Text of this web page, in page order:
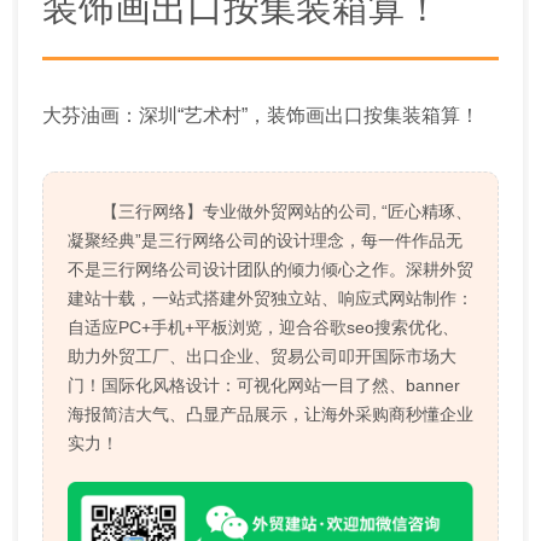
装饰画出口按集装箱算！
大芬油画：深圳“艺术村”，装饰画出口按集装箱算！
【三行网络】专业做外贸网站的公司, “匠心精琢、
凝聚经典”是三行网络公司的设计理念，每一件作品无
不是三行网络公司设计团队的倾力倾心之作。深耕外贸
建站十载，一站式搭建外贸独立站、响应式网站制作：
自适应PC+手机+平板浏览，迎合谷歌seo搜索优化、
助力外贸工厂、出口企业、贸易公司叩开国际市场大
门！国际化风格设计：可视化网站一目了然、banner
海报简洁大气、凸显产品展示，让海外采购商秒懂企业
实力！